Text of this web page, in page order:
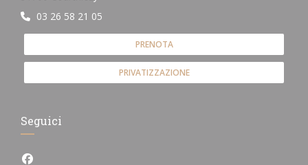
03 26 58 21 05
PRENOTA
PRIVATIZZAZIONE
Seguici